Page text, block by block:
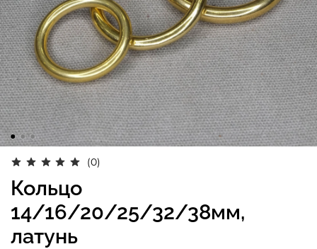
(0)
Кольцо
14/16/20/25/32/38мм,
латунь